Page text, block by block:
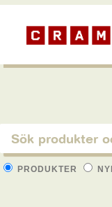
PRODUKTER